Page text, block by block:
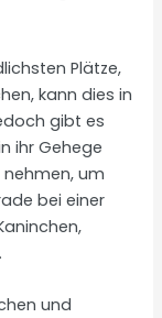
Plätze,
kann dies in
gibt es
ihr Gehege
um
bei einer
und